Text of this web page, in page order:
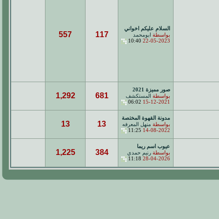
السلام عليكم اخواني
بواسطة
ابومحمد
22-05-2023
10:40
117
557
صور مميزة 2021
بواسطة
المستكشف
15-12-2021
06:02
681
1,292
مدونة القهوة المختصة
بواسطة منهل المعرفه
14-08-2022
11:25
13
13
عيوب اسم ريما
بواسطة رنيم حمدي
28-04-2026
11:18
384
1,225